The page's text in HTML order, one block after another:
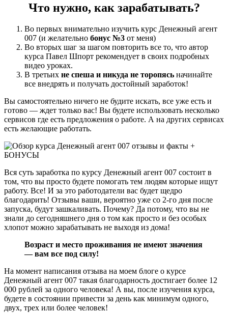
Что нужно, как зарабатывать?
Во первых внимательно изучить курс Денежный агент
007 (и желательно бонус №3 от меня)
Во вторых шаг за шагом повторить все то, что автор
курса Павел Шпорт рекомендует в своих подробных
видео уроках.
В третьих не спеша и никуда не торопясь начинайте
все внедрять и получать достойный заработок!
Вы самостоятельно ничего не будите искать, все уже есть и
готово — ждет только вас! Вы будете использовать несколько
сервисов где есть предложения о работе. А на других сервисах
есть желающие работать.
Вся суть заработка по курсу Денежный агент 007 состоит в
том, что вы просто будете помогать тем людям которые ищут
работу. Все! И за это работодатели вас будет щедро
благодарить! Отзывы ваши, вероятно уже со 2-го дня после
запуска, будут зашкаливать. Почему? Да потому, что вы не
знали до сегодняшнего дня о том как просто и без особых
хлопот можно зарабатывать не выходя из дома!
Возраст и место проживания не имеют значения
— вам все под силу!
На момент написания отзыва на моем блоге о курсе
Денежный агент 007 такая благодарность достигает более 12
000 рублей за одного человека! А вы, после изучения курса,
будете в состоянии привести за день как минимум одного,
двух, трех или более человек!